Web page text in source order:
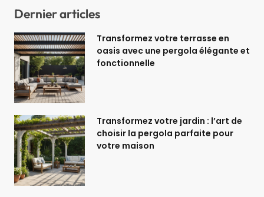
Dernier articles
Transformez votre terrasse en
oasis avec une pergola élégante et
fonctionnelle
Transformez votre jardin : l’art de
choisir la pergola parfaite pour
votre maison